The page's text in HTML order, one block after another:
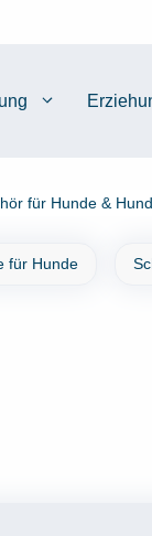
für Hunde &
für Hunde